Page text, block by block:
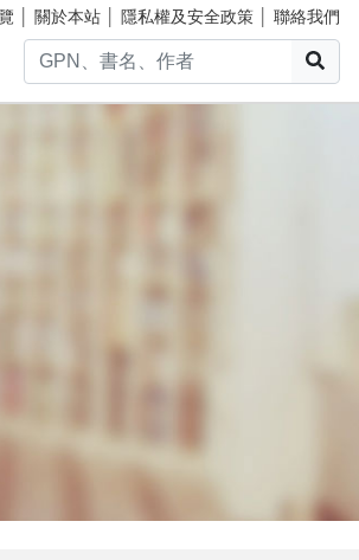
關於本站 隱私權及安全政策 聯絡我們